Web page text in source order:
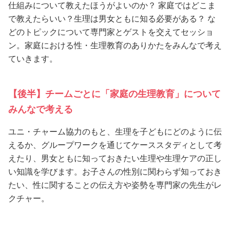
仕組みについて教えたほうがよいのか？ 家庭ではどこま
で教えたらいい？生理は男女ともに知る必要がある？ な
どのトピックについて専門家とゲストを交えてセッショ
ン。家庭における性・生理教育のありかたをみんなで考え
ていきます。
【後半】チームごとに「家庭の生理教育」について
みんなで考える
ユニ・チャーム協力のもと、生理を子どもにどのように伝
えるか、グループワークを通じてケーススタディとして考
えたり、男女ともに知っておきたい生理や生理ケアの正し
い知識を学びます。お子さんの性別に関わらず知っておき
たい、性に関することの伝え方や姿勢を専門家の先生がレ
クチャー。